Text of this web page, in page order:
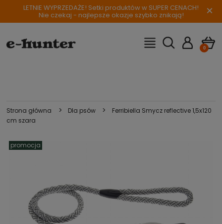
LETNIE WYPRZEDAŻE! Setki produktów w SUPER CENACH!
Nie czekaj - najlepsze okazje szybko znikają! ×
Strona główna > Dla psów >
Ferribiella Smycz reflective 1,5x120
cm szara
promocja